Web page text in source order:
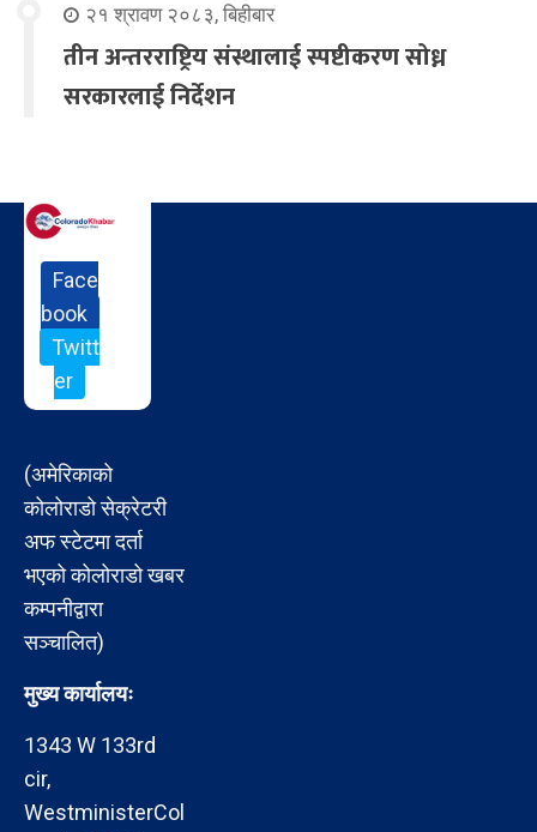
२१ श्रावण २०८३, बिहीबार
तीन अन्तरराष्ट्रिय संस्थालाई स्पष्टीकरण सोध्न
सरकारलाई निर्देशन
Face
book
Twitt
er
(अमेरिकाको
कोलोराडो सेक्रेटरी
अफ स्टेटमा दर्ता
भएको कोलोराडो खबर
कम्पनीद्वारा
सञ्चालित)
मुख्य कार्यालयः
1343 W 133rd
cir,
WestministerCol